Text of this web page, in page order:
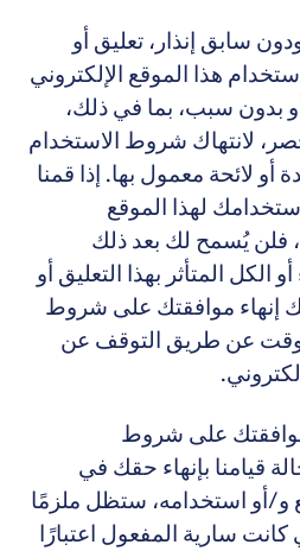
سابق إنذار، تعليق أو
هذا الموقع الإلكتروني
بدون سبب، بما في ذلك،
لانتهاك شروط الاستخدام
لائحة معمول بها. إذا قمنا
لهذا الموقع
فلن يُسمح لك بعد ذلك
المتأثر بهذا التعليق أو
إنهاء موافقتك على شروط
عن طريق التوقف عن
على شروط
قيامنا بإنهاء حقك في
أو استخدامه، ستظل ملزمًا
سارية المفعول اعتبارًا